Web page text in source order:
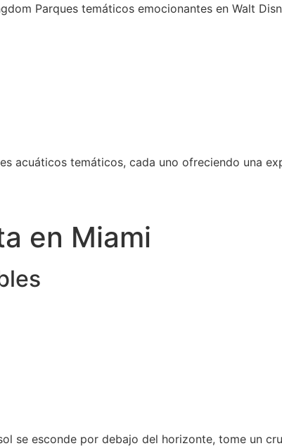
Parques temáticos emocionantes en Walt
acuáticos temáticos, cada uno ofreciendo una
en Miami
se esconde por debajo del horizonte, tome un